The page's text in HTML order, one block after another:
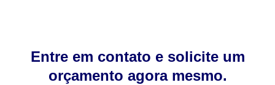
Entre em contato e solicite um
orçamento agora mesmo.